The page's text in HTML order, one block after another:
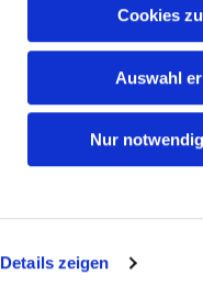
Details zeigen
Cookies
Auswahl
Nur